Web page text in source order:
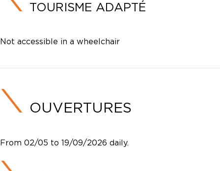
TOURISME ADAPTÉ
Not accessible in a wheelchair
OUVERTURES
From 02/05 to 19/09/2026 daily.